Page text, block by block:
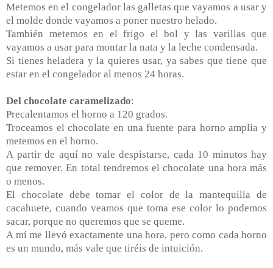
Metemos en el congelador las galletas que vayamos a usar y
el molde donde vayamos a poner nuestro helado.
También metemos en el frigo el bol y las varillas que
vayamos a usar para montar la nata y la leche condensada.
Si tienes heladera y la quieres usar, ya sabes que tiene que
estar en el congelador al menos 24 horas.
Del chocolate caramelizado:
Precalentamos el horno a 120 grados.
Troceamos el chocolate en una fuente para horno amplia y
metemos en el horno.
A partir de aquí no vale despistarse, cada 10 minutos hay
que remover. En total tendremos el chocolate una hora más
o menos.
El chocolate debe tomar el color de la mantequilla de
cacahuete, cuando veamos que toma ese color lo podemos
sacar, porque no queremos que se queme.
A mí me llevó exactamente una hora, pero como cada horno
es un mundo, más vale que tiréis de intuición.